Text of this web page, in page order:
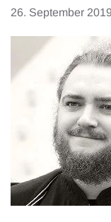
26. September 2019